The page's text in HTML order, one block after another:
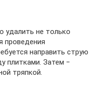
не только
проведения
направить струю
плитками. Затем −
тряпкой.